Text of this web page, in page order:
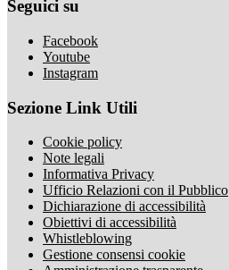
Seguici su
Facebook
Youtube
Instagram
Sezione Link Utili
Cookie policy
Note legali
Informativa Privacy
Ufficio Relazioni con il Pubblico
Dichiarazione di accessibilità
Obiettivi di accessibilità
Whistleblowing
Gestione consensi cookie